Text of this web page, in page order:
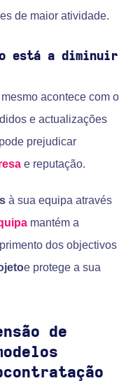
de maior atividade.
está a diminuir
acontece com o
e actualizações
prejudicar
e reputação.
à sua equipa através
mantém a
dos objectivos
e protege a sua
de